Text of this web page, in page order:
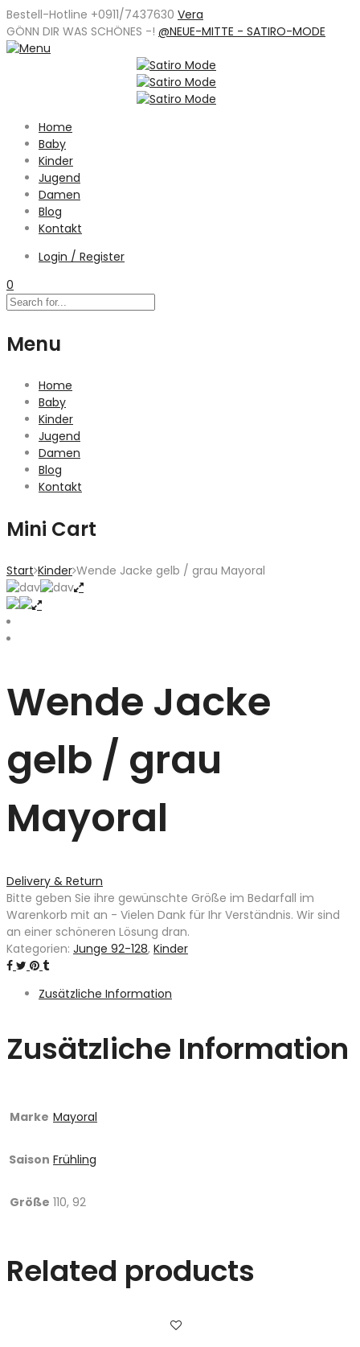
Bestell-Hotline +0911/7437630 Vera
GÖNN DIR WAS SCHÖNES -! @NEUE-MITTE - SATIRO-MODE
Home
Baby
Kinder
Jugend
Damen
Blog
Kontakt
Login / Register
0
Menu
Home
Baby
Kinder
Jugend
Damen
Blog
Kontakt
Mini Cart
Start Kinder Wende Jacke gelb / grau Mayoral
Wende Jacke
gelb / grau
Mayoral
Delivery & Return
Bitte geben Sie ihre gewünschte Größe im Bedarfall im
Warenkorb mit an - Vielen Dank für Ihr Verständnis. Wir sind
an einer schöneren Lösung dran.
Kategorien: Junge 92-128, Kinder
Zusätzliche Information
Zusätzliche Information
Marke Mayoral
Saison Frühling
Größe 110, 92
Related products